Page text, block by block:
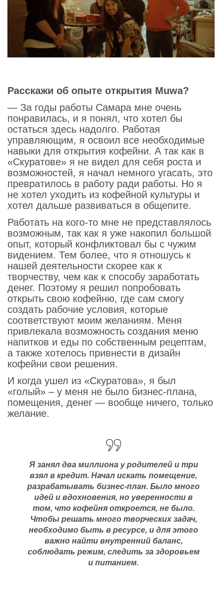
Расскажи об опыте открытия Muwa?
— За годы работы Самара мне очень
понравилась, и я понял, что хотел бы
остаться здесь надолго. Работая
управляющим, я освоил все необходимые
навыки для открытия кофейни. А так как в
«Скуратове» я не видел для себя роста и
возможностей, я начал немного угасать, это
превратилось в работу ради работы. Но я
не хотел уходить из кофейной культуры и
хотел дальше развиваться в общепите.
Работать на кого-то мне не представлялось
возможным, так как я уже накопил большой
опыт, который конфликтовал бы с чужим
видением. Тем более, что я отношусь к
нашей деятельности скорее как к
творчеству, чем как к способу заработать
денег. Поэтому я решил попробовать
открыть свою кофейню, где сам смогу
создать рабочие условия, которые
соответствуют моим желаниям. Меня
привлекала возможность создания меню
напитков и еды по собственным рецептам,
а также хотелось привнести в дизайн
кофейни свои решения.
И когда ушел из «Скуратова», я был
«голый» – у меня не было бизнес-плана,
помещения, денег — вообще ничего, только
желание.
Я занял два миллиона у родителей и три
взял в кредит. Начал искать помещение,
разрабатывать бизнес-план. Было много
идей и вдохновения, но уверенности в
том, что кофейня откроется, не было.
Чтобы решать много творческих задач,
необходимо быть в ресурсе, и для этого
важно найти внутренний баланс,
соблюдать режим, следить за здоровьем
и питанием.